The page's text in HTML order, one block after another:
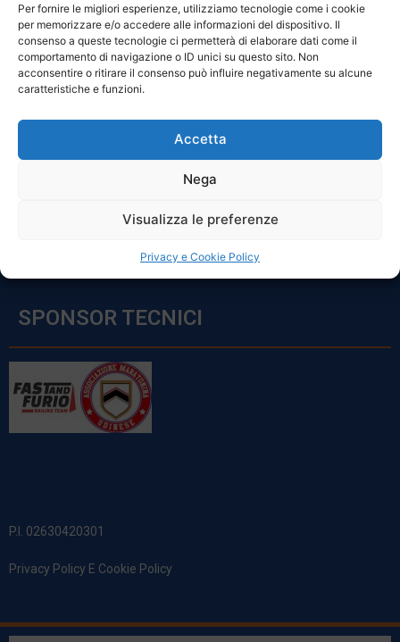
Per fornire le migliori esperienze, utilizziamo tecnologie come i cookie
per memorizzare e/o accedere alle informazioni del dispositivo. Il
consenso a queste tecnologie ci permetterà di elaborare dati come il
comportamento di navigazione o ID unici su questo sito. Non
acconsentire o ritirare il consenso può influire negativamente su alcune
caratteristiche e funzioni.
Accetta
Nega
Visualizza le preferenze
Privacy e Cookie Policy
clienti@officinefvg.it
info@officinefvg.it
posta@officinefvgpec.It
ORARI
Sabato: 8:00 – 12:00
SPONSOR TECNICI
P.I. 02630420301
Privacy Policy E Cookie Policy